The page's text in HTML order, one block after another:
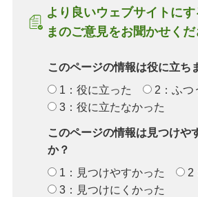
より良いウェブサイトに
まのご意見をお聞かせく
このページの情報は役に立ち
1：役に立った
2：ふつ
3：役に立たなかった
このページの情報は見つけや
か？
1：見つけやすかった
2
3：見つけにくかった